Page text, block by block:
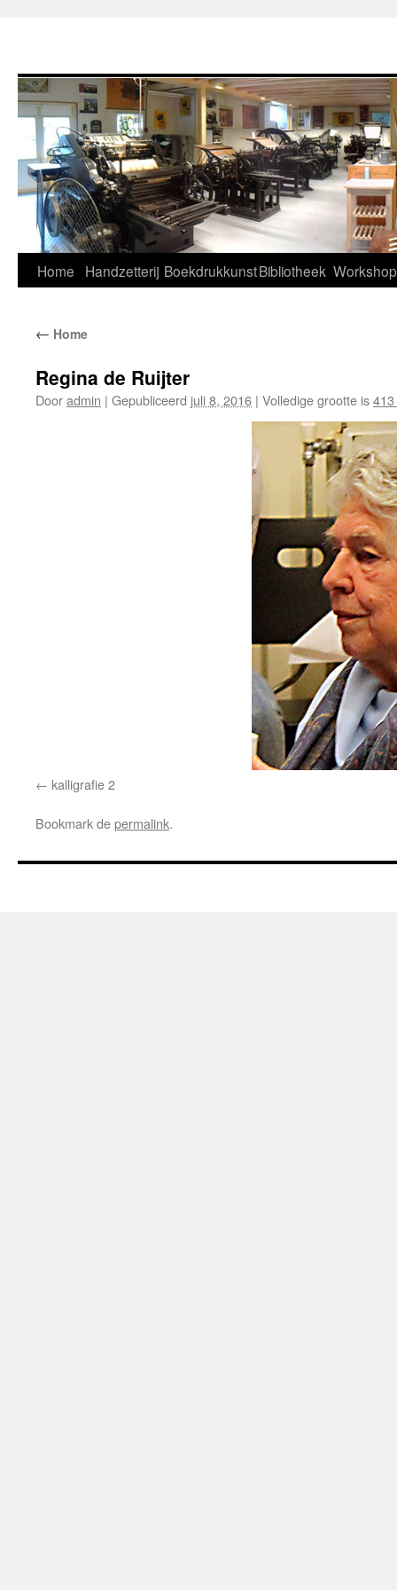
Home Handzetterij BoekdrukkunstBibliotheek
← Home
Regina de Ruijter
Dooradmin | Gepubliceerd juli 8, 2016 | Volledige grootte is
kalligrafie 2
Bookmark depermalink.